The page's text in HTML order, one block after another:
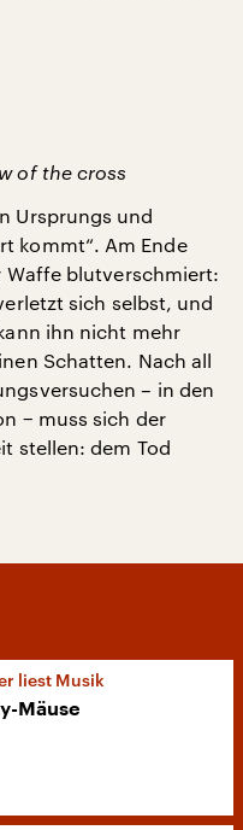
of the cross
Ursprungs und
kommt“. Am Ende
Waffe blutverschmiert:
sich selbst, und
ihn nicht mehr
Schatten. Nach all
– in den
− muss sich der
stellen: dem Tod
liest Musik
Mäuse